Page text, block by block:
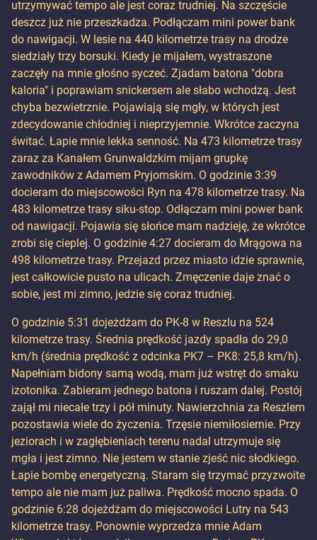
utrzymywać tempo ale jest coraz trudniej. Na szczęście
deszcz już nie przeszkadza. Podłączam mini power bank
do nawigacji. W lesie na 440 kilometrze trasy na drodze
siedziały trzy borsuki. Kiedy je mijałem, wystraszone
zaczęły na mnie głośno syczeć. Zjadam batona "dobra
kaloria" i poprawiam snickersem ale słabo wchodzą. Jest
chyba bezwietrznie. Pojawiają się mgły, w których jest
zdecydowanie chłodniej i nieprzyjemnie. Wkrótce zaczyna
świtać. Łapie mnie lekka senność. Na 473 kilometrze trasy
zaraz za Kanałem Grunwaldzkim mijam grupkę
zawodników z Adamem Pryjomskim. O godzinie 3:39
docieram do miejscowości Ryn na 478 kilometrze trasy. Na
483 kilometrze trasy siku-stop. Odłączam mini power bank
od nawigacji. Pojawia się słońce mam nadzieję, że wkrótce
zrobi się cieplej. O godzinie 4:27 docieram do Mrągowa na
498 kilometrze trasy. Przejazd przez miasto idzie sprawnie,
jest całkowicie pusto na ulicach. Zmęczenie daje znać o
sobie, jest mi zimno, jedzie się coraz trudniej.
O godzinie 5:31 dojeżdżam do PK-8 w Reszlu na 524
kilometrze trasy. Średnia prędkość jazdy spadła do 29,0
km/h (średnia prędkość z odcinka PK7 – PK8: 25,8 km/h).
Napełniam bidony samą wodą, mam już wstręt do smaku
izotonika. Zabieram jednego batona i ruszam dalej. Postój
zajął mi niecałe trzy i pół minuty. Nawierzchnia za Reszlem
pozostawia wiele do życzenia. Trzęsie niemiłosiernie. Przy
jeziorach i w zagłębieniach terenu nadal utrzymuje się
mgła i jest zimno. Nie jestem w stanie zjeść nic słodkiego.
Łapie bombę energetyczną. Staram się trzymać przyzwoite
tempo ale nie mam już paliwa. Prędkość mocno spada. O
godzinie 6:28 dojeżdżam do miejscowości Lutry na 543
kilometrze trasy. Ponownie wyprzedza mnie Adam